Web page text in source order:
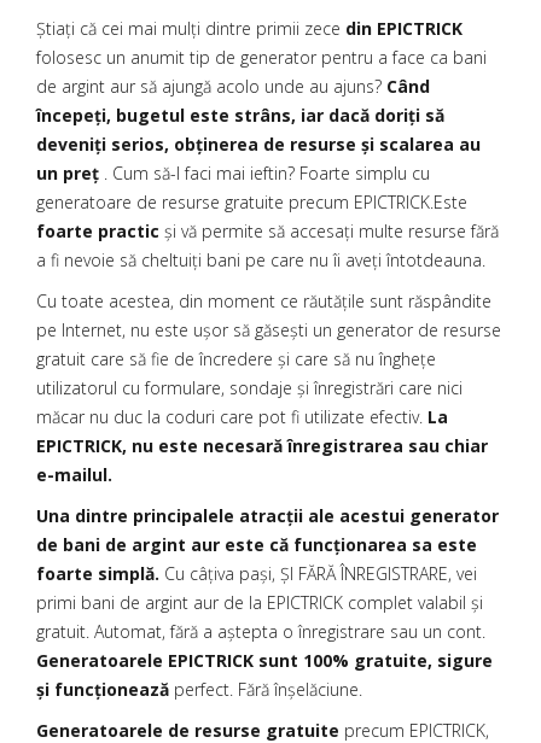
Știați că cei mai mulți dintre primii zece din EPICTRICK
folosesc un anumit tip de generator pentru a face ca bani
de argint aur să ajungă acolo unde au ajuns? Când
începeți, bugetul este strâns, iar dacă doriți să
deveniți serios, obținerea de resurse și scalarea au
un preț . Cum să-l faci mai ieftin? Foarte simplu cu
generatoare de resurse gratuite precum EPICTRICK.Este
foarte practic și vă permite să accesați multe resurse fără
a fi nevoie să cheltuiți bani pe care nu îi aveți întotdeauna.
Cu toate acestea, din moment ce răutățile sunt răspândite
pe Internet, nu este ușor să găsești un generator de resurse
gratuit care să fie de încredere și care să nu înghețe
utilizatorul cu formulare, sondaje și înregistrări care nici
măcar nu duc la coduri care pot fi utilizate efectiv. La
EPICTRICK, nu este necesară înregistrarea sau chiar
e-mailul.
Una dintre principalele atracții ale acestui generator
de bani de argint aur este că funcționarea sa este
foarte simplă. Cu câțiva pași, ȘI FĂRĂ ÎNREGISTRARE, vei
primi bani de argint aur de la EPICTRICK complet valabil și
gratuit. Automat, fără a aștepta o înregistrare sau un cont.
Generatoarele EPICTRICK sunt 100% gratuite, sigure
și funcționează perfect. Fără înșelăciune.
Generatoarele de resurse gratuite precum EPICTRICK,